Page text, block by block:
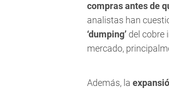
compras antes de
analistas han
‘dumping’ del cobre
mercado,
Además, la